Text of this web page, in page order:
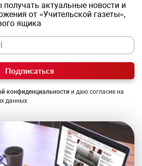
актуальные новости и
от «Учительской газеты»,
ящика
Подписаться
конфиденциальности и даю согласие на
данных